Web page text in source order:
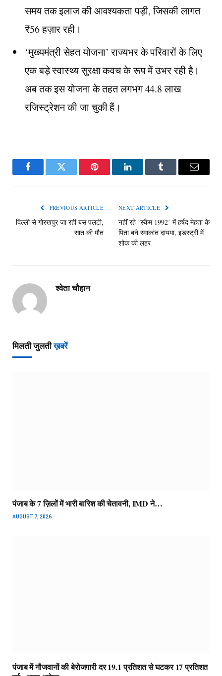
समय तक इलाज की आवश्यकता पड़ी, जिसकी लागत
₹56 हज़ार रही।
‘मुख्यमंत्री सेहत योजना’ राज्यभर के परिवारों के लिए
एक बड़े स्वास्थ्य सुरक्षा कवच के रूप में उभर रही है।
अब तक इस योजना के तहत लगभग 44.8 लाख
रजिस्ट्रेशन की जा चुकी हैं।
FacebookTwitter Pinterest LinkedInTumblr Email
PREVIOUS ARTICLE
दिल्ली से गोरखपुर जा रही बस पलटी,
सात की मौत
NEXT ARTICLE
नहीं रहे ‘स्कैम 1992’ में हर्षद मेहता के
पिता बने रमाकांत दायमा, इंडस्ट्री में
शोक की लहर
श्वेता चौहान
मिलती जुलतीख़बरें
पंजाब के 7 ज़िलों में भारी बारिश की चेतावनी, IMD ने…
AUGUST 7, 2026
पंजाब में नौजवानों की बेरोजगारी दर 19.1 प्रतिशत से घटकर 17 प्रतिशत